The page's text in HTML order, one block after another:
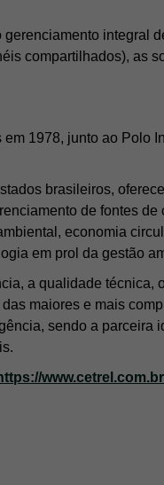
gerenciamento integral
compartilhados), as
1978, junto ao Polo
brasileiros,
de fontes
economia
em prol da gestão
a qualidade técnica,
maiores e mais
sendo a parceira
www.cetrel.com.br